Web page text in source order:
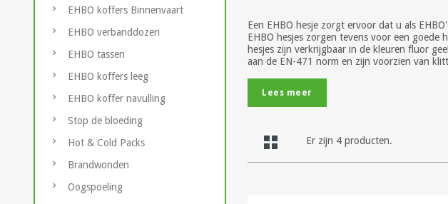
EHBO koffers Binnenvaart
EHBO verbanddozen
EHBO tassen
EHBO koffers leeg
EHBO koffer navulling
Stop de bloeding
Hot & Cold Packs
Brandwonden
Oogspoeling
Een EHBO hesje zorgt ervoor dat u als
EHBO hesjes zorgen tevens voor een goede
hesjes zijn verkrijgbaar in de kleuren fluor
aan de EN-471 norm en zijn voorzien van
Lees meer
Er zijn 4 producten.